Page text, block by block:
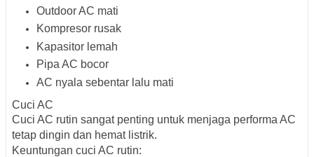
Outdoor AC mati
Kompresor rusak
Kapasitor lemah
Pipa AC bocor
AC nyala sebentar lalu mati
Cuci AC
Cuci AC rutin sangat penting untuk menjaga performa AC
tetap dingin dan hemat listrik.
Keuntungan cuci AC rutin: